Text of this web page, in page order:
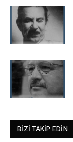
BIZI TAKIP EDIN